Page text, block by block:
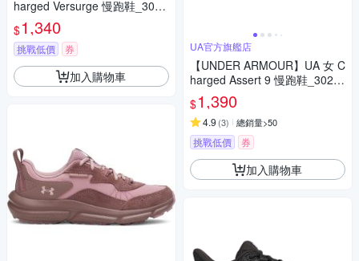
harged Versurge 慢跑鞋_3028
406-600
$1,340
挑戰低價 券
加入購物車
UA官方旗艦店
【UNDER ARMOUR】UA 女 C
harged Assert 9 慢跑鞋_3024
591-002
$1,390
4.9 (3) 總銷量>50
挑戰低價 券
加入購物車